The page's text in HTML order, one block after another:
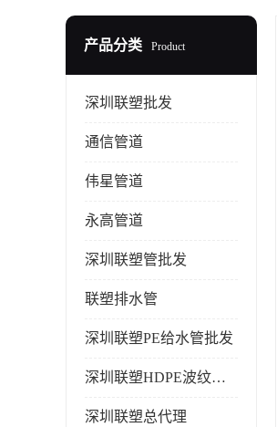
产品分类 Product
深圳联塑批发
通信管道
伟星管道
永高管道
深圳联塑管批发
联塑排水管
深圳联塑PE给水管批发
深圳联塑HDPE波纹管批发
深圳联塑总代理